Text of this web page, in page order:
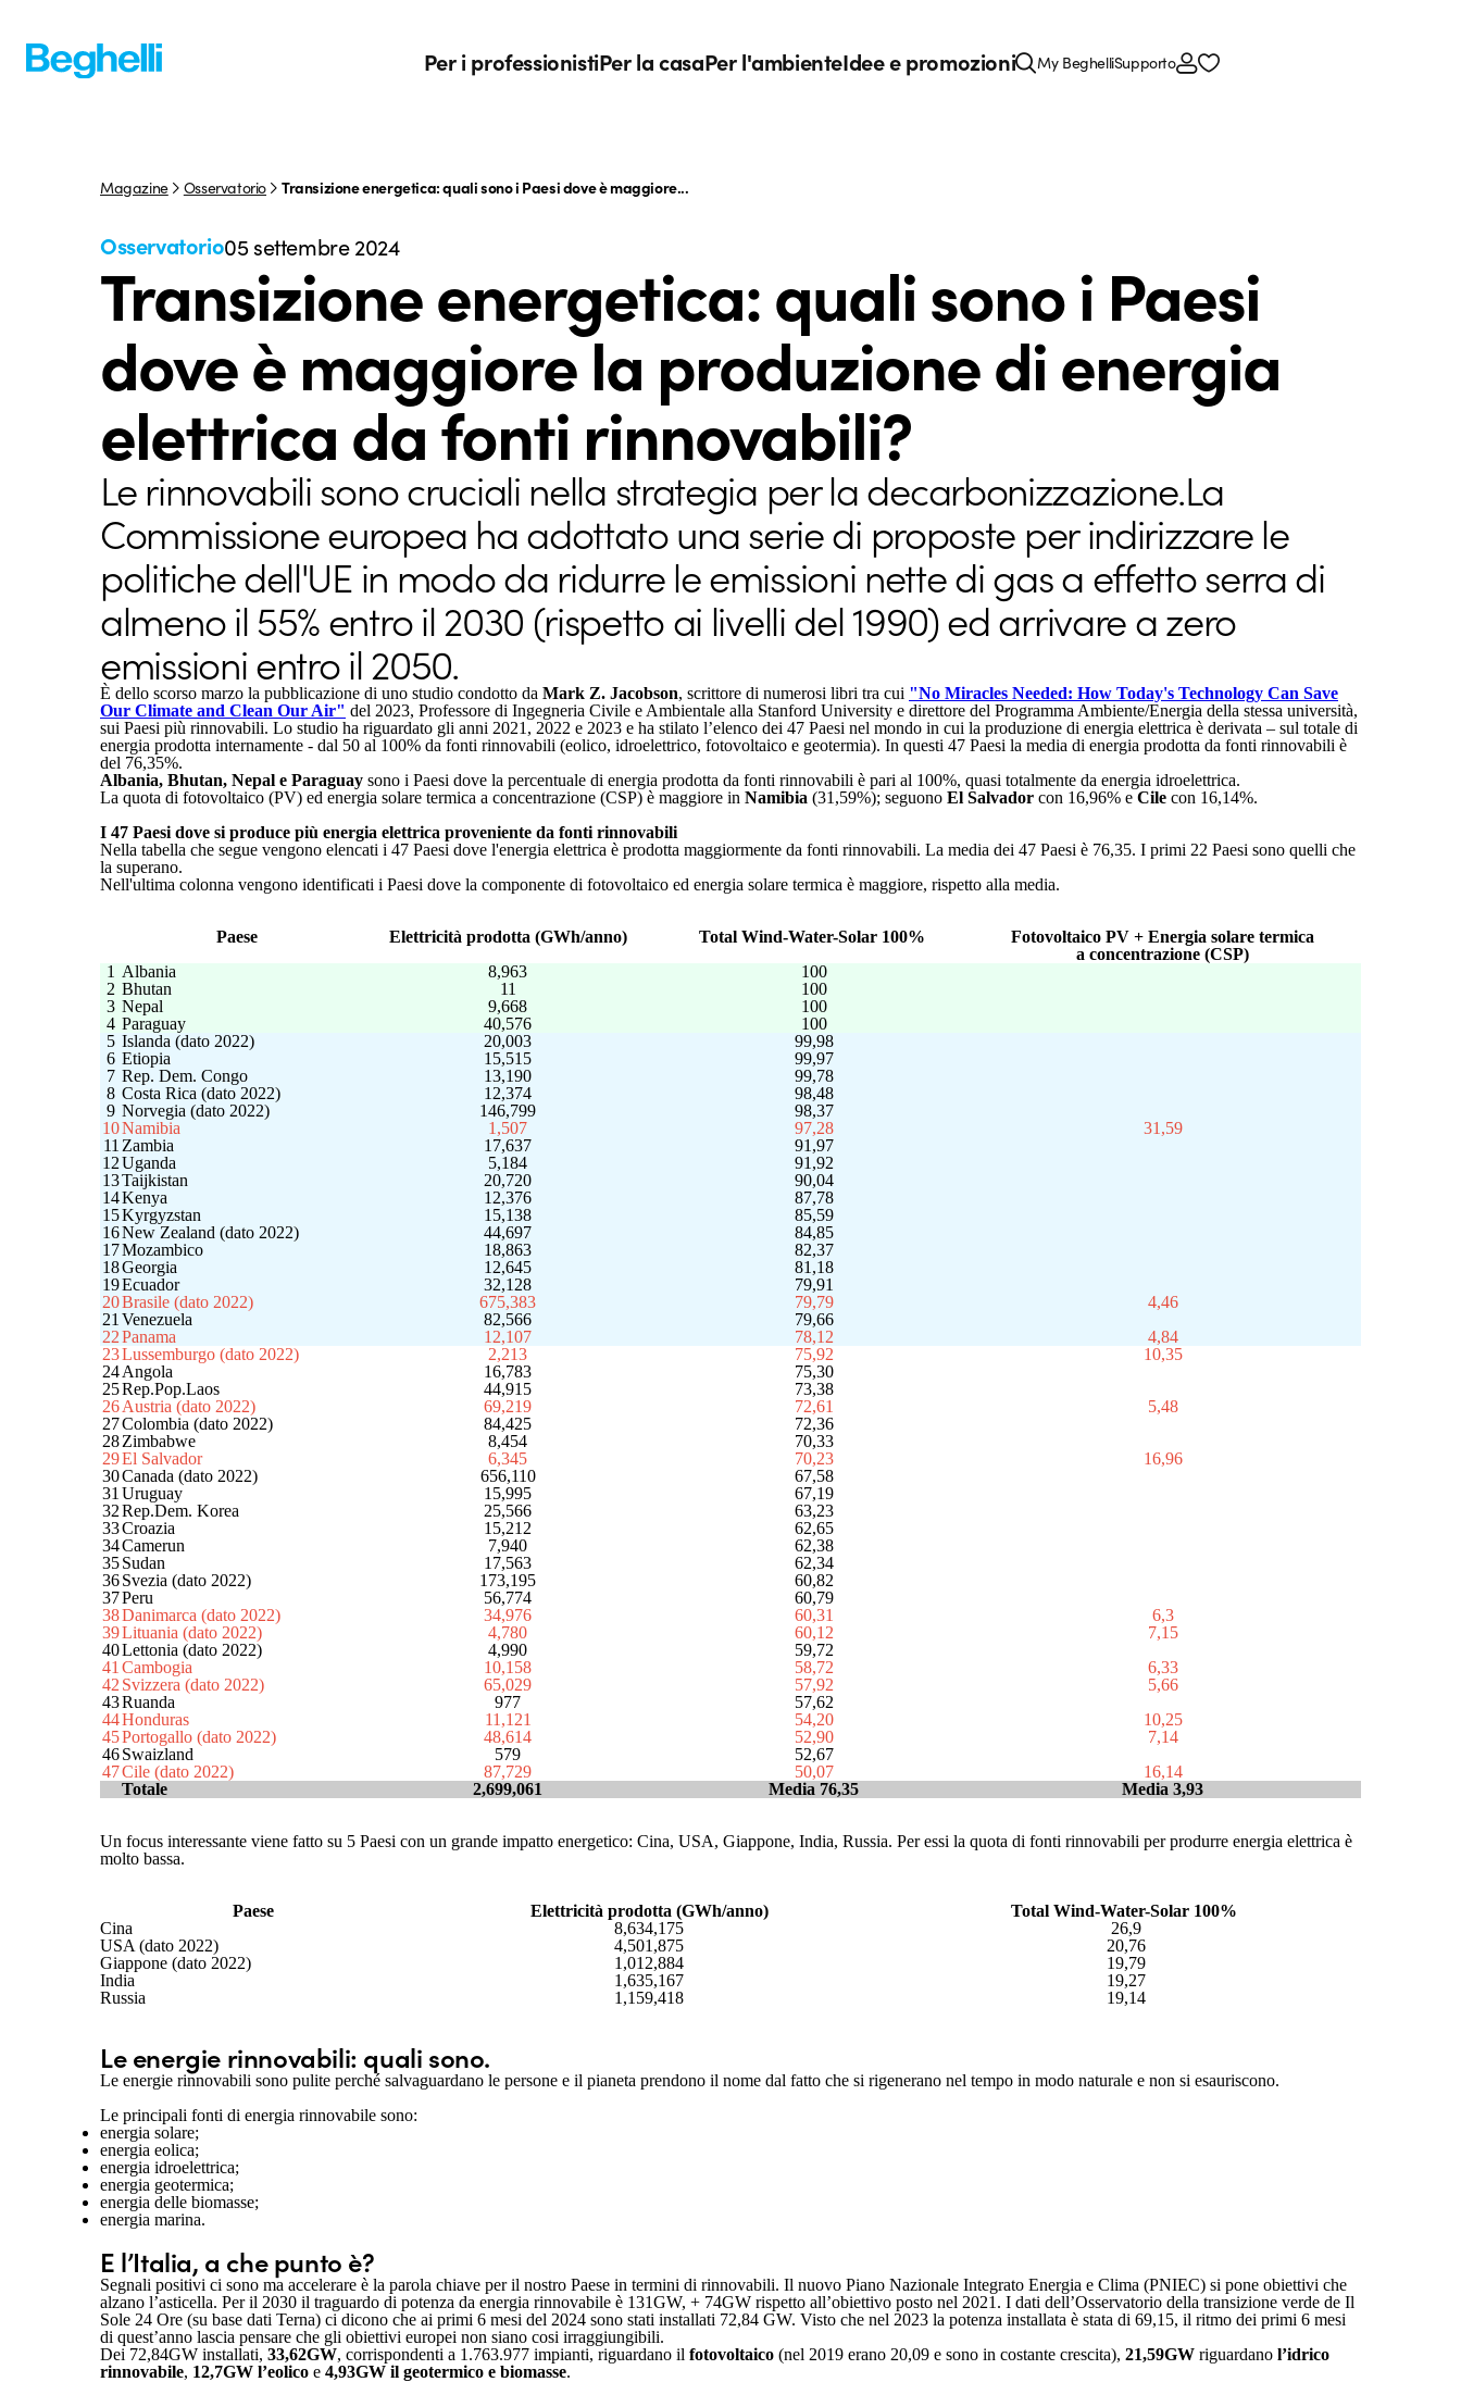
Per i professionistiPer la casaPer l'ambienteIdee e promozioni My BeghelliSupporto
Magazine Osservatorio Transizione energetica: quali sono i Paesi dove è maggiore...
Osservatorio05 settembre 2024
Transizione energetica: quali sono i Paesi
dove è maggiore la produzione di energia
elettrica da fonti rinnovabili?
Le rinnovabili sono cruciali nella strategia per la decarbonizzazione.La
Commissione europea ha adottato una serie di proposte per indirizzare le
politiche dell'UE in modo da ridurre le emissioni nette di gas a effetto serra di
almeno il 55% entro il 2030 (rispetto ai livelli del 1990) ed arrivare a zero
emissioni entro il 2050.
È dello scorso marzo la pubblicazione di uno studio condotto da Mark Z. Jacobson, scrittore di numerosi libri tra cui "No Miracles Needed: How Today's Technology Can Save
Our Climate and Clean Our Air" del 2023, Professore di Ingegneria Civile e Ambientale alla Stanford University e direttore del Programma Ambiente/Energia della stessa università,
sui Paesi più rinnovabili. Lo studio ha riguardato gli anni 2021, 2022 e 2023 e ha stilato l’elenco dei 47 Paesi nel mondo in cui la produzione di energia elettrica è derivata – sul totale di
energia prodotta internamente - dal 50 al 100% da fonti rinnovabili (eolico, idroelettrico, fotovoltaico e geotermia). In questi 47 Paesi la media di energia prodotta da fonti rinnovabili è
del 76,35%.
Albania, Bhutan, Nepal e Paraguay sono i Paesi dove la percentuale di energia prodotta da fonti rinnovabili è pari al 100%, quasi totalmente da energia idroelettrica.
La quota di fotovoltaico (PV) ed energia solare termica a concentrazione (CSP) è maggiore in Namibia (31,59%); seguono El Salvador con 16,96% e Cile con 16,14%.
I 47 Paesi dove si produce più energia elettrica proveniente da fonti rinnovabili
Nella tabella che segue vengono elencati i 47 Paesi dove l'energia elettrica è prodotta maggiormente da fonti rinnovabili. La media dei 47 Paesi è 76,35. I primi 22 Paesi sono quelli che
la superano.
Nell'ultima colonna vengono identificati i Paesi dove la componente di fotovoltaico ed energia solare termica è maggiore, rispetto alla media.
Paese Elettricità prodotta (GWh/anno) Total Wind-Water-Solar 100%
Fotovoltaico PV + Energia solare termica
a concentrazione (CSP)
1 Albania 8,963
100
2 Bhutan 11
100
3 Nepal 9,668
100
4 Paraguay 40,576
100
5 Islanda (dato 2022) 20,003
99,98
6 Etiopia 15,515
99,97
7 Rep. Dem. Congo 13,190
99,78
8 Costa Rica (dato 2022) 12,374
98,48
9 Norvegia (dato 2022) 146,799
98,37
10Namibia 1,507 97,28
31,59
11 Zambia 17,637
91,97
12Uganda 5,184
91,92
13Taijkistan 20,720
90,04
14Kenya 12,376
87,78
15Kyrgyzstan 15,138
85,59
16New Zealand (dato 2022) 44,697
84,85
17Mozambico 18,863
82,37
18Georgia 12,645
81,18
19Ecuador 32,128
79,91
20Brasile (dato 2022) 675,383 79,79
4,46
21 Venezuela 82,566
79,66
22Panama 12,107 78,12
4,84
23Lussemburgo (dato 2022) 2,213 75,92
10,35
24Angola 16,783
75,30
25Rep.Pop.Laos 44,915
73,38
26Austria (dato 2022) 69,219 72,61
5,48
27Colombia (dato 2022) 84,425
72,36
28Zimbabwe 8,454
70,33
29El Salvador 6,345 70,23
16,96
30Canada (dato 2022) 656,110
67,58
31 Uruguay 15,995
67,19
32Rep.Dem. Korea 25,566
63,23
33Croazia 15,212
62,65
34Camerun 7,940
62,38
35Sudan 17,563
62,34
36Svezia (dato 2022) 173,195
60,82
37Peru 56,774
60,79
38Danimarca (dato 2022) 34,976 60,31
6,3
39Lituania (dato 2022) 4,780 60,12
7,15
40Lettonia (dato 2022) 4,990
59,72
41 Cambogia 10,158 58,72
6,33
42 Svizzera (dato 2022) 65,029 57,92
5,66
43Ruanda 977
57,62
44Honduras 11,121 54,20
10,25
45Portogallo (dato 2022) 48,614 52,90
7,14
46Swaizland 579
52,67
47Cile (dato 2022) 87,729 50,07
16,14
Totale
2,699,061 Media 76,35 Media 3,93
Un focus interessante viene fatto su 5 Paesi con un grande impatto energetico: Cina, USA, Giappone, India, Russia. Per essi la quota di fonti rinnovabili per produrre energia elettrica è
molto bassa.
Paese Elettricità prodotta (GWh/anno)
Total Wind-Water-Solar 100%
Cina
8,634,175
26,9
USA (dato 2022)
4,501,875
20,76
Giappone (dato 2022)
1,012,884
19,79
India
1,635,167
19,27
Russia
1,159,418 19,14
Le energie rinnovabili: quali sono.
Le energie rinnovabili sono pulite perché salvaguardano le persone e il pianeta prendono il nome dal fatto che si rigenerano nel tempo in modo naturale e non si esauriscono.
Le principali fonti di energia rinnovabile sono:
energia solare;
energia eolica;
energia idroelettrica;
energia geotermica;
energia delle biomasse;
energia marina.
E l’Italia, a che punto è?
Segnali positivi ci sono ma accelerare è la parola chiave per il nostro Paese in termini di rinnovabili. Il nuovo Piano Nazionale Integrato Energia e Clima (PNIEC) si pone obiettivi che
alzano l’asticella. Per il 2030 il traguardo di potenza da energia rinnovabile è 131GW, + 74GW rispetto all’obiettivo posto nel 2021. I dati dell’Osservatorio della transizione verde de Il
Sole 24 Ore (su base dati Terna) ci dicono che ai primi 6 mesi del 2024 sono stati installati 72,84 GW. Visto che nel 2023 la potenza installata è stata di 69,15, il ritmo dei primi 6 mesi
di quest’anno lascia pensare che gli obiettivi europei non siano cosi irraggiungibili.
Dei 72,84GW installati, 33,62GW, corrispondenti a 1.763.977 impianti, riguardano il fotovoltaico (nel 2019 erano 20,09 e sono in costante crescita), 21,59GW riguardano l’idrico
rinnovabile, 12,7GW l’eolico e 4,93GW il geotermico e biomasse.